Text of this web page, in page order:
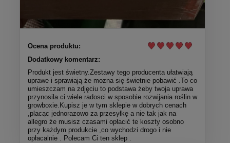
Ocena produktu:
Dodatkowy komentarz:
Produkt jest świetny.Zestawy tego producenta ułatwiają
uprawe i sprawiają że mozna się świetnie pobawić .To co
umieszczam na zdjęciu to podstawa żeby twoja uprawa
przynosila ci wiele radosci w sposobie rozwijania roślin w
growboxie.Kupisz je w tym sklepie w dobrych cenach
,placąc jednorazowo za przesyłkę a nie tak jak na
allegro że musisz czasami opłacić te koszty osobno
przy każdym produkcie ,co wychodzi drogo i nie
opłacalnie . Polecam Ci ten sklep .